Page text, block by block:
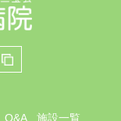
Q&A 施設一覧